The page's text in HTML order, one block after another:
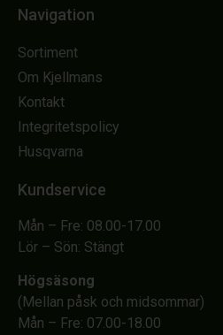
Navigation
Sortiment
Om Kjellmans
Kontakt
Integritetspolicy
Husqvarna
Kundservice
Mån – Fre: 08.00-17.00
Lör – Sön: Stängt
Högsäsong
(Mellan påsk och midsommar)
Mån – Fre: 07.00-18.00